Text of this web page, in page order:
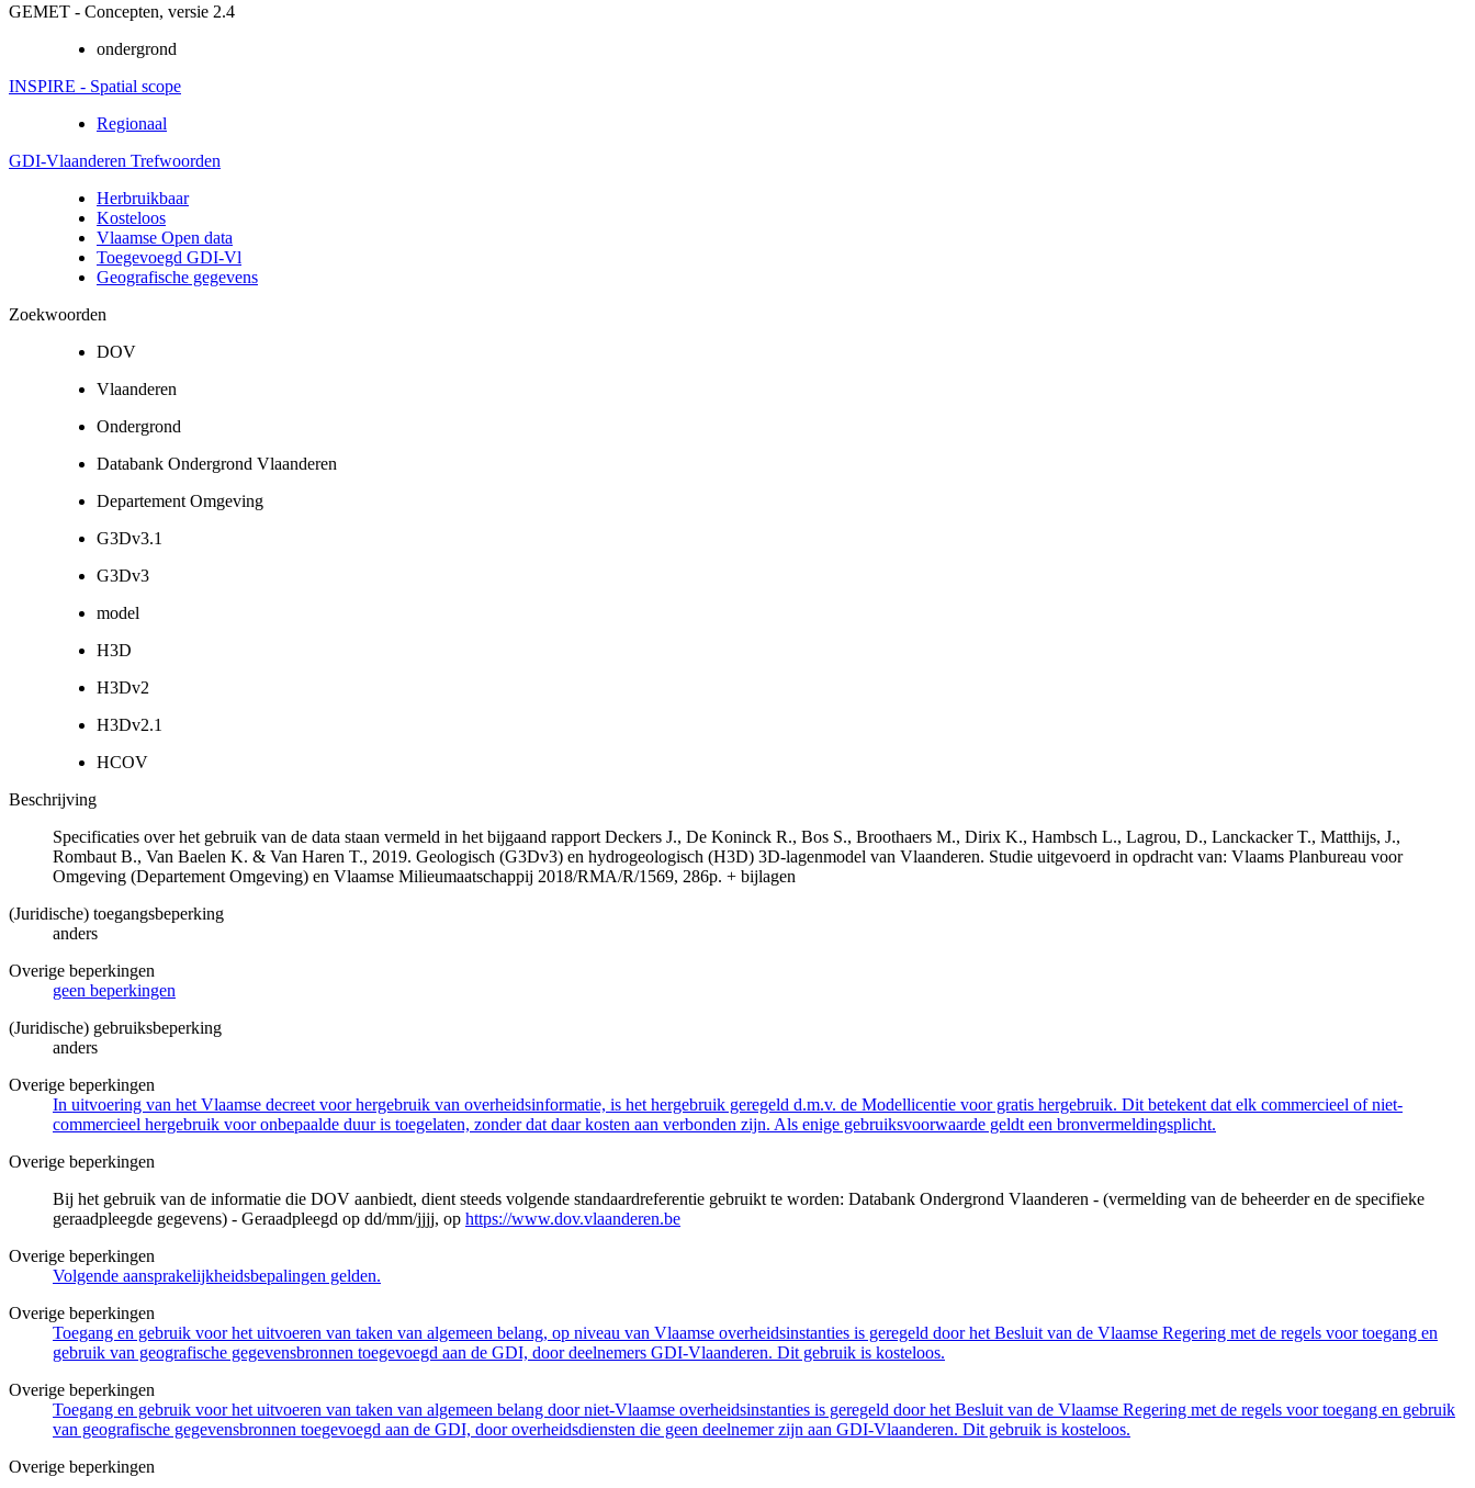
GEMET - Concepten, versie 2.4
ondergrond
INSPIRE - Spatial scope
Regionaal
GDI-Vlaanderen Trefwoorden
Herbruikbaar
Kosteloos
Vlaamse Open data
Toegevoegd GDI-Vl
Geografische gegevens
Zoekwoorden
DOV
Vlaanderen
Ondergrond
Databank Ondergrond Vlaanderen
Departement Omgeving
G3Dv3.1
G3Dv3
model
H3D
H3Dv2
H3Dv2.1
HCOV
Beschrijving
Specificaties over het gebruik van de data staan vermeld in het bijgaand rapport Deckers J., De Koninck R., Bos S., Broothaers M., Dirix K., Hambsch L., Lagrou, D., Lanckacker T., Matthijs, J.,
Rombaut B., Van Baelen K. & Van Haren T., 2019. Geologisch (G3Dv3) en hydrogeologisch (H3D) 3D-lagenmodel van Vlaanderen. Studie uitgevoerd in opdracht van: Vlaams Planbureau voor
Omgeving (Departement Omgeving) en Vlaamse Milieumaatschappij 2018/RMA/R/1569, 286p. + bijlagen
(Juridische) toegangsbeperking
anders
Overige beperkingen
geen beperkingen
(Juridische) gebruiksbeperking
anders
Overige beperkingen
In uitvoering van het Vlaamse decreet voor hergebruik van overheidsinformatie, is het hergebruik geregeld d.m.v. de Modellicentie voor gratis hergebruik. Dit betekent dat elk commercieel of niet-
commercieel hergebruik voor onbepaalde duur is toegelaten, zonder dat daar kosten aan verbonden zijn. Als enige gebruiksvoorwaarde geldt een bronvermeldingsplicht.
Overige beperkingen
Bij het gebruik van de informatie die DOV aanbiedt, dient steeds volgende standaardreferentie gebruikt te worden: Databank Ondergrond Vlaanderen - (vermelding van de beheerder en de specifieke
geraadpleegde gegevens) - Geraadpleegd op dd/mm/jjjj, op https://www.dov.vlaanderen.be
Overige beperkingen
Volgende aansprakelijkheidsbepalingen gelden.
Overige beperkingen
Toegang en gebruik voor het uitvoeren van taken van algemeen belang, op niveau van Vlaamse overheidsinstanties is geregeld door het Besluit van de Vlaamse Regering met de regels voor toegang en
gebruik van geografische gegevensbronnen toegevoegd aan de GDI, door deelnemers GDI-Vlaanderen. Dit gebruik is kosteloos.
Overige beperkingen
Toegang en gebruik voor het uitvoeren van taken van algemeen belang door niet-Vlaamse overheidsinstanties is geregeld door het Besluit van de Vlaamse Regering met de regels voor toegang en gebruik
van geografische gegevensbronnen toegevoegd aan de GDI, door overheidsdiensten die geen deelnemer zijn aan GDI-Vlaanderen. Dit gebruik is kosteloos.
Overige beperkingen